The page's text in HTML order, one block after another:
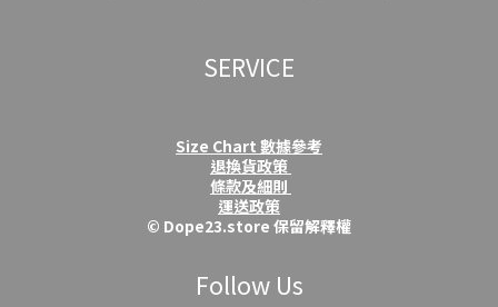
SERVICE
Size Chart 數據參考
退換貨政策
條款及細則
運送政策
© Dope23.store 保留解釋權
Follow Us